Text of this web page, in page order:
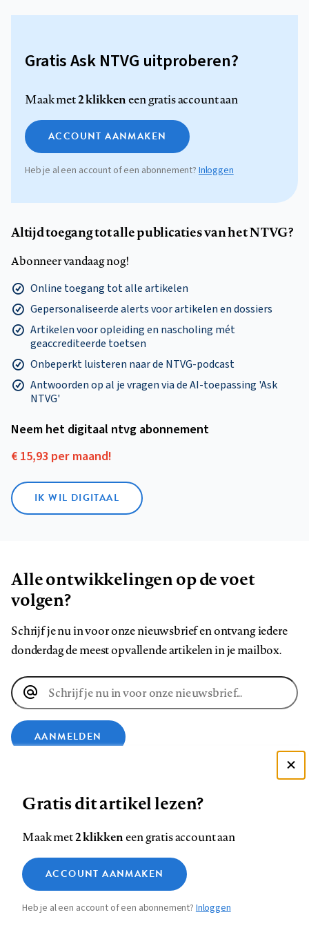
Gratis Ask NTVG uitproberen?
Maak met2 klikkeneen gratis account aan
ACCOUNT AANMAKEN
Heb je al een account of een abonnement?Inloggen
Altijd toegang tot alle publicaties van het NTVG?
Abonneer vandaag nog!
Online toegang tot alle artikelen
Gepersonaliseerde alerts voor artikelen en dossiers
Artikelen voor opleiding en nascholing mét
geaccrediteerde toetsen
Onbeperkt luisteren naar de NTVG-podcast
Antwoorden op al je vragen via de AI-toepassing 'Ask
NTVG'
Neem het digitaal ntvg abonnement
€ 15,93 per maand!
IK WIL DIGITAAL
Alle ontwikkelingen op de voet
volgen?
Schrijf je nu in voor onze nieuwsbrief en ontvang iedere
donderdag de meest opvallende artikelen in je mailbox.
E-
mailadres
AANMELDEN
op
Facebook
op
LinkedIn
op
Bluesky
ons
op
InstagramYouTube
Footer
navigation
Contact Colofon Disclaimer Privacy
Medische vragen verdienen
betrouwbare antwoorden
Zie onze cookie policy
Analytische cookies
Marketing cookies
Gratis dit artikel lezen?
Maak met2 klikkeneen gratis account aan
ACCOUNT AANMAKEN
Heb je al een account of een abonnement?Inloggen